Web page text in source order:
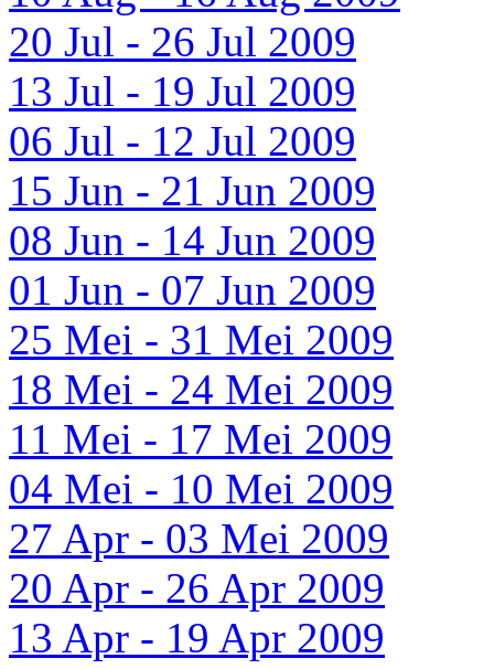
20 Jul - 26 Jul 2009
13 Jul - 19 Jul 2009
06 Jul - 12 Jul 2009
15 Jun - 21 Jun 2009
08 Jun - 14 Jun 2009
01 Jun - 07 Jun 2009
25 Mei - 31 Mei 2009
18 Mei - 24 Mei 2009
11 Mei - 17 Mei 2009
04 Mei - 10 Mei 2009
27 Apr - 03 Mei 2009
20 Apr - 26 Apr 2009
13 Apr - 19 Apr 2009